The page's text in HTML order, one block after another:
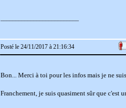
Posté le 24/11/2017 à 21:16:34
Bon... Merci à toi pour les infos mais je ne
Franchement, je suis quasiment sûr que c'est